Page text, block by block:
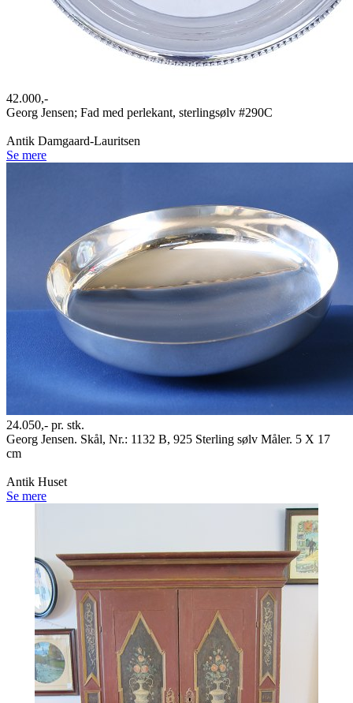
42.000,-
Georg Jensen; Fad med perlekant, sterlingsølv #290C
Antik Damgaard-Lauritsen
Se mere
24.050,- pr. stk.
Georg Jensen. Skål, Nr.: 1132 B, 925 Sterling sølv Måler. 5 X 17
cm
Antik Huset
Se mere